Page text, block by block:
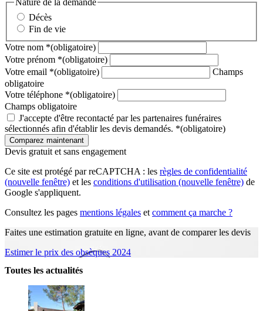
Nature de la demande
Décès
Fin de vie
Votre nom *(obligatoire)
Votre prénom *(obligatoire)
Votre email *(obligatoire)
Champs
obligatoire
Votre téléphone *(obligatoire)
Champs obligatoire
J'accepte d'être recontacté par les partenaires funéraires
sélectionnés afin d'établir les devis demandés. *(obligatoire)
Devis gratuit et sans engagement
Ce site est protégé par reCAPTCHA : les règles de confidentialité
(nouvelle fenêtre) et les conditions d'utilisation (nouvelle fenêtre) de
Google s'appliquent.
Consultez les pages mentions légales et comment ça marche ?
Faites une estimation gratuite en ligne, avant de comparer les devis
Estimer le prix des obsèques 2024
Toutes les actualités